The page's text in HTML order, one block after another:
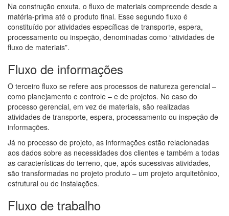
Na construção enxuta, o fluxo de materiais compreende desde a
matéria-prima até o produto final. Esse segundo fluxo é
constituído por atividades específicas de transporte, espera,
processamento ou inspeção, denominadas como “atividades de
fluxo de materiais”.
Fluxo de informações
O terceiro fluxo se refere aos processos de natureza gerencial –
como planejamento e controle – e de projetos. No caso do
processo gerencial, em vez de materiais, são realizadas
atividades de transporte, espera, processamento ou inspeção de
informações.
Já no processo de projeto, as informações estão relacionadas
aos dados sobre as necessidades dos clientes e também a todas
as características do terreno, que, após sucessivas atividades,
são transformadas no projeto produto – um projeto arquitetônico,
estrutural ou de instalações.
Fluxo de trabalho